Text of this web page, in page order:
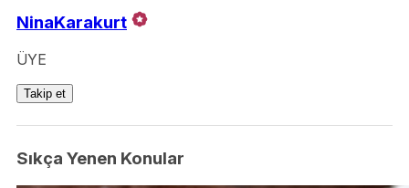
NinaKarakurt
ÜYE
Takip et
Sıkça Yenen Konular